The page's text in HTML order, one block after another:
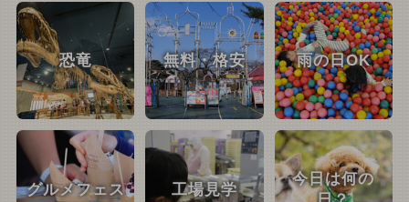
恐竜 無料・格安 雨の日OK
グルメフェス 工場見学
今日は何の